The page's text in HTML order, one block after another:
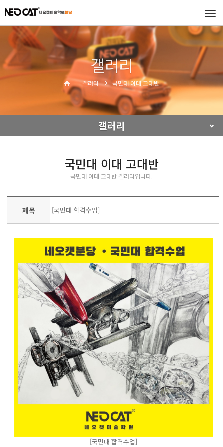
갤러리
갤러리 국민대 이대 고대반
갤러리
국민대 이대 고대반
국민대 이대 고대반 갤러리입니다.
제목 [국민대 합격수업]
[국민대 합격수업]